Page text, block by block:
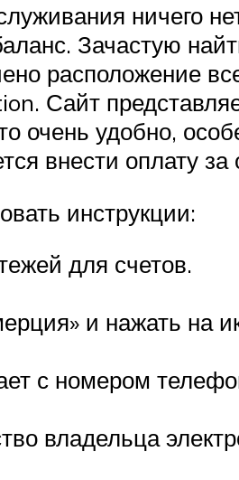
ничего
Зачастую
расположение
Сайт
удобно,
внести оплату
инструкции:
для счетов.
и нажать на
с номером
владельца